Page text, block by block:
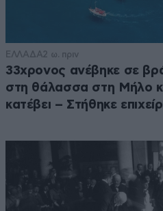
ΕΛΛΑΔΑ2 ω. πριν
33χρονος ανέβηκε σε
στη θάλασσα στη Μήλο
κατέβει – Στήθηκε